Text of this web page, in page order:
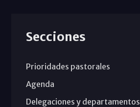
Secciones
Prioridades pastorales
Agenda
Delegaciones y departamentos